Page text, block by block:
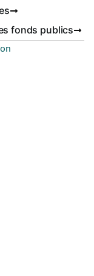
fonds publics